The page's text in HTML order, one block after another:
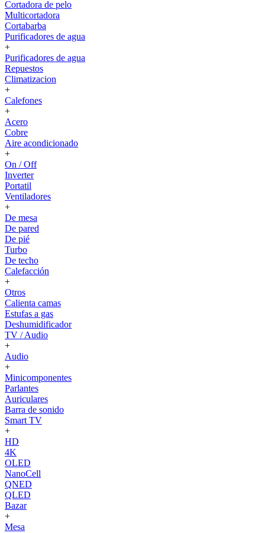
Cortadora de pelo
Multicortadora
Cortabarba
Purificadores de agua
+
Purificadores de agua
Repuestos
Climatizacion
+
Calefones
+
Acero
Cobre
Aire acondicionado
+
On / Off
Inverter
Portatil
Ventiladores
+
De mesa
De pared
De pié
Turbo
De techo
Calefacción
+
Otros
Calienta camas
Estufas a gas
Deshumidificador
TV / Audio
+
Audio
+
Minicomponentes
Parlantes
Auriculares
Barra de sonido
Smart TV
+
HD
4K
OLED
NanoCell
QNED
QLED
Bazar
+
Mesa